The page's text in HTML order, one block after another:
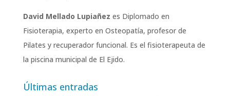
David Mellado Lupiañez es Diplomado en
Fisioterapia, experto en Osteopatía, profesor de
Pilates y recuperador funcional. Es el fisioterapeuta de
la piscina municipal de El Ejido.
Últimas entradas